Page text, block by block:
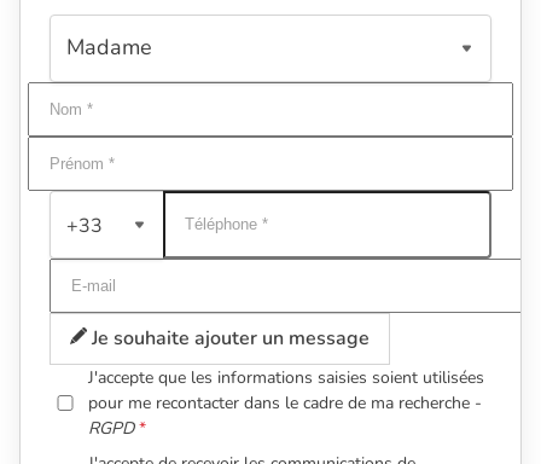
+33
Je souhaite ajouter un message
J'accepte que les informations saisies soient utilisées
pour me recontacter dans le cadre de ma recherche -
RGPD